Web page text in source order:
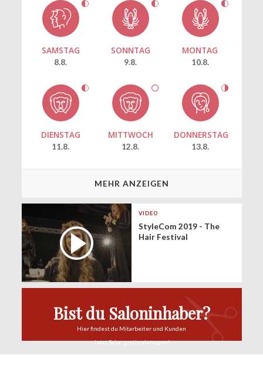
SAMSTAG
8.8.
SONNTAG
9.8.
MONTAG
10.8.
DIENSTAG
11.8.
MITTWOCH
12.8.
DONNERSTAG
13.8.
MEHR ANZEIGEN
VIDEO
StyleCom 2019 - The
Hair Festival
Bist du Saloninhaber?
Hier findest du Mitarbeiter und Kunden
Jetzt Salongratis eintragen!